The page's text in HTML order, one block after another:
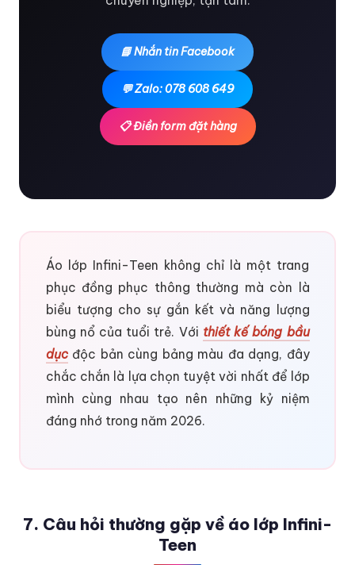
📘 Nhắn tin Facebook
💬 Zalo: 078 608 649
📋 Điền form đặt hàng
Áo lớp Infini-Teen không chỉ là một trang
phục đồng phục thông thường mà còn là
biểu tượng cho sự gắn kết và năng lượng
bùng nổ của tuổi trẻ. Với thiết kế bóng bầu
dụcđộc bản cùng bảng màu đa dạng, đây
chắc chắn là lựa chọn tuyệt vời nhất để lớp
mình cùng nhau tạo nên những kỷ niệm
đáng nhớ trong năm 2026.
7. Câu hỏi thường gặp về áo lớp Infini-
Teen